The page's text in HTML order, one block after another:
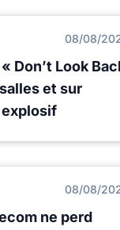
08/08/
Don’t Look
et sur
explosif
08/08/
ne perd